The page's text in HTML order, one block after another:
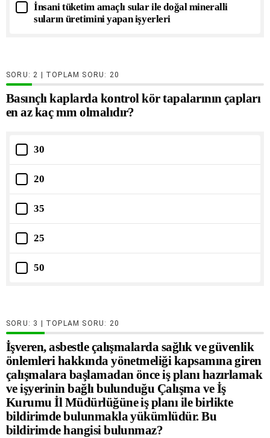
İnsani tüketim amaçlı sular ile doğal mineralli
suların üretimini yapan işyerleri
SORU: | TOPLAM SORU: 20
Basınçlı kaplarda kontrol kör tapalarının çapları
en az kaç mm olmalıdır?
30
20
35
25
50
SORU: | TOPLAM SORU: 20
İşveren, asbestle çalışmalarda sağlık ve güvenlik
önlemleri hakkında yönetmeliği kapsamına giren
çalışmalara başlamadan önce iş planı hazırlamak
ve işyerinin bağlı bulunduğu Çalışma ve İş
Kurumu İl Müdürlüğüne iş planı ile birlikte
bildirimde bulunmakla yükümlüdür. Bu
bildirimde hangisi bulunmaz?